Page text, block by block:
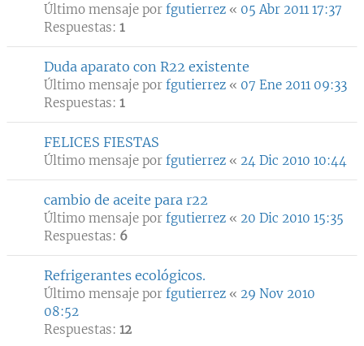
Último mensaje por fgutierrez « 05 Abr 2011 17:37
Respuestas: 1
Duda aparato con R22 existente
Último mensaje por fgutierrez « 07 Ene 2011 09:33
Respuestas: 1
FELICES FIESTAS
Último mensaje por fgutierrez « 24 Dic 2010 10:44
cambio de aceite para r22
Último mensaje por fgutierrez « 20 Dic 2010 15:35
Respuestas: 6
Refrigerantes ecológicos.
Último mensaje por fgutierrez « 29 Nov 2010
08:52
Respuestas: 12